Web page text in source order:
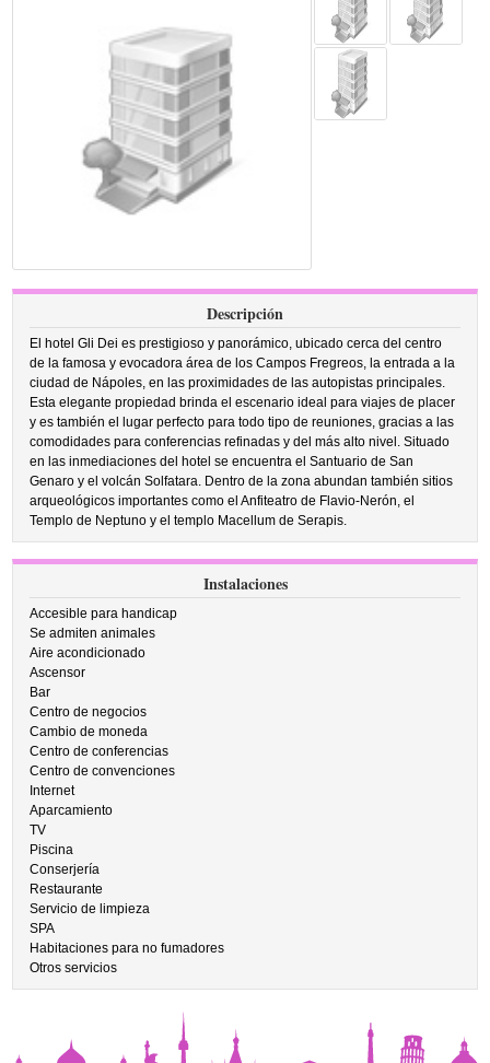
Descripción
El hotel Gli Dei es prestigioso y panorámico, ubicado cerca del centro
de la famosa y evocadora área de los Campos Fregreos, la entrada a la
ciudad de Nápoles, en las proximidades de las autopistas principales.
Esta elegante propiedad brinda el escenario ideal para viajes de placer
y es también el lugar perfecto para todo tipo de reuniones, gracias a las
comodidades para conferencias refinadas y del más alto nivel. Situado
en las inmediaciones del hotel se encuentra el Santuario de San
Genaro y el volcán Solfatara. Dentro de la zona abundan también sitios
arqueológicos importantes como el Anfiteatro de Flavio-Nerón, el
Templo de Neptuno y el templo Macellum de Serapis.
Instalaciones
Accesible para handicap
Se admiten animales
Aire acondicionado
Ascensor
Bar
Centro de negocios
Cambio de moneda
Centro de conferencias
Centro de convenciones
Internet
Aparcamiento
TV
Piscina
Conserjería
Restaurante
Servicio de limpieza
SPA
Habitaciones para no fumadores
Otros servicios